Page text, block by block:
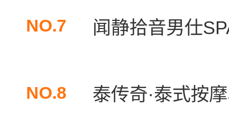
NO.7 闻静拾音男仕
NO.8 泰传奇·泰式按